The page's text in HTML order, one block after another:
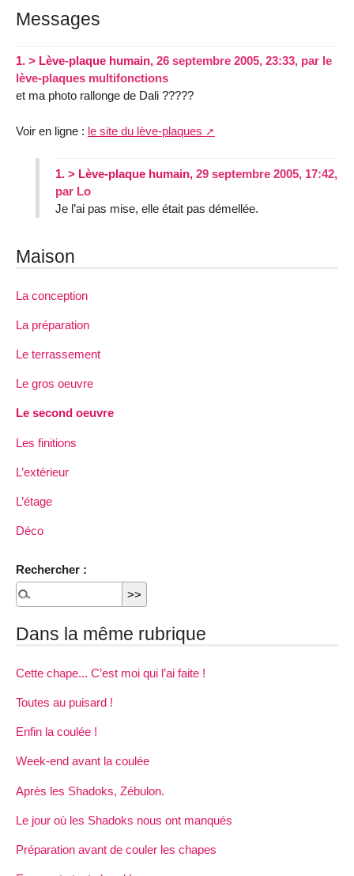
Messages
1. > Lève-plaque humain, 26 septembre 2005, 23:33, par le
lève-plaques multifonctions
et ma photo rallonge de Dali ?????
Voir en ligne : le site du lève-plaques
1. > Lève-plaque humain, 29 septembre 2005, 17:42,
par Lo
Je l’ai pas mise, elle était pas démellée.
Maison
La conception
La préparation
Le terrassement
Le gros oeuvre
Le second oeuvre
Les finitions
L’extérieur
L’étage
Déco
Rechercher :
Dans la même rubrique
Cette chape... C’est moi qui l’ai faite !
Toutes au puisard !
Enfin la coulée !
Week-end avant la coulée
Après les Shadoks, Zébulon.
Le jour où les Shadoks nous ont manqués
Préparation avant de couler les chapes